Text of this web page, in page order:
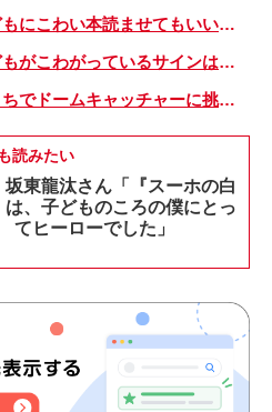
【子どもにこわい本読ませてもいいの？】「子どもはどのようなものにこわさを感じやすいのでしょうか？」
【子どもがこわがっているサインは？】「読み聞かせのとき、子どもがこわがっていると判断できるサインを教えてください！」
【おうちでドームキャッチャーに挑戦だ】アンパンマン わくわくドームキャッチャー
読みたい
坂東龍汰さん「『スーホの白
は、子どものころの僕にとっ
てヒーローでした」